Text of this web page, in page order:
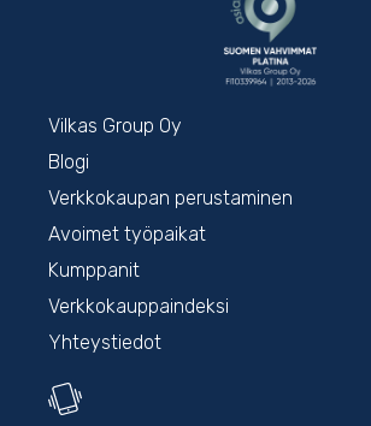
Vilkas Group Oy
Blogi
Verkkokaupan perustaminen
Avoimet työpaikat
Kumppanit
Verkkokauppaindeksi
Yhteystiedot